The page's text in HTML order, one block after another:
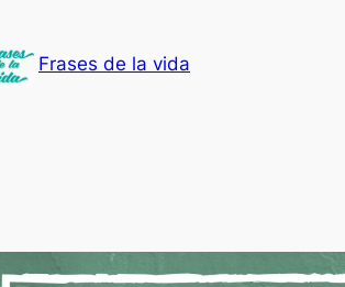
Frases de la vida